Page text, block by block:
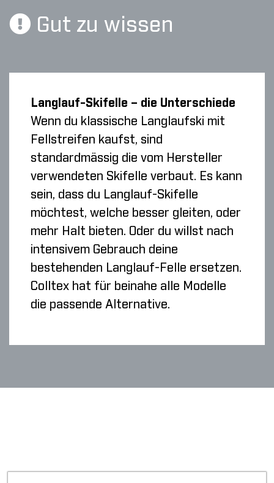
Gut zu wissen
Langlauf-Skifelle – die Unterschiede
Wenn du klassische Langlaufski mit
Fellstreifen kaufst, sind
standardmässig die vom Hersteller
verwendeten Skifelle verbaut. Es kann
sein, dass du Langlauf-Skifelle
möchtest, welche besser gleiten, oder
mehr Halt bieten. Oder du willst nach
intensivem Gebrauch deine
bestehenden Langlauf-Felle ersetzen.
Colltex hat für beinahe alle Modelle
die passende Alternative.